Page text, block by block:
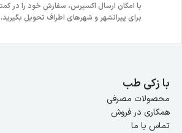
برای پیرانشهر و شهرهای اطراف تحویل بگیرید.
با زکی طب
محصولات مصرفی
همکاری در فروش
تماس با ما